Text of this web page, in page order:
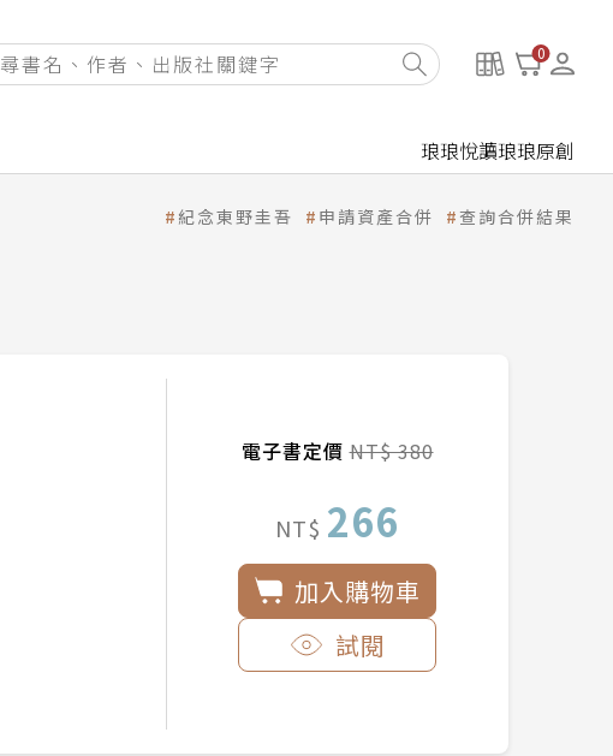
0
琅琅悅讀琅琅原創
紀念東野圭吾 申請資產合併 查詢合併結果
電子書定價NT$ 380
NT$ 266
加入購物車
試閱